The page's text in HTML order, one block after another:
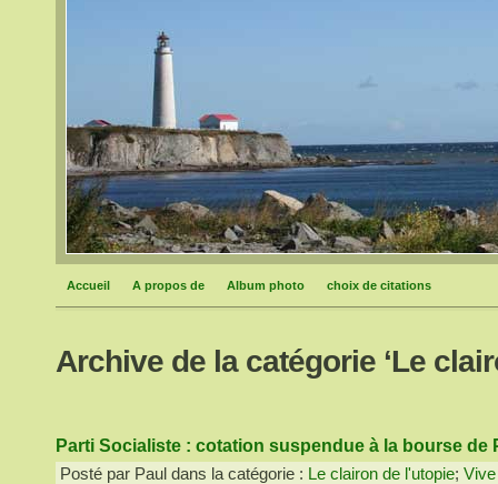
Accueil A propos de Album photo choix de citations
Archive de la catégorie ‘Le
Parti Socialiste : cotation suspendue à la bourse de
Posté par Paul dans la catégorie : Le clairon de l'utopie;